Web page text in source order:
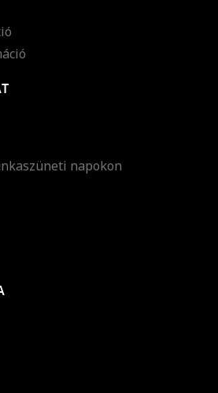
napokon